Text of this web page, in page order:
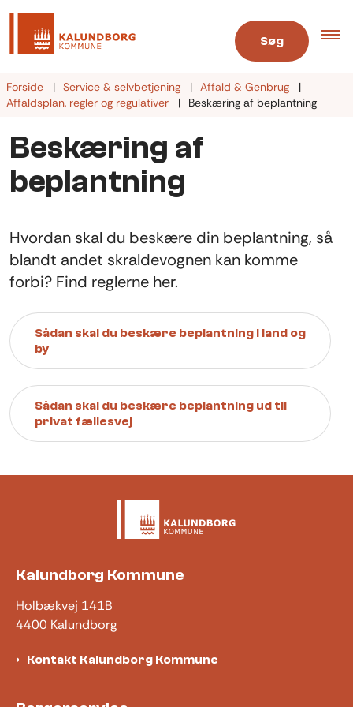
Søg
Forside Service & selvbetjening
Affald & Genbrug
Affaldsplan, regler og regulativer
Beskæring af beplantning
Beskæring af
beplantning
Hvordan skal du beskære din beplantning, så
blandt andet skraldevognen kan komme
forbi? Find reglerne her.
Sådan skal du beskære beplantning i land og
by
Sådan skal du beskære beplantning ud til
privat fællesvej
Kalundborg Kommune
Holbækvej 141B
4400 Kalundborg
Kontakt Kalundborg Kommune